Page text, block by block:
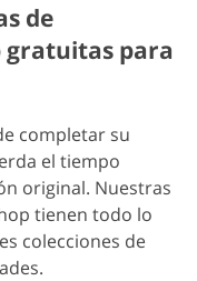
de
gratuitas para
completar su
el tiempo
original. Nuestras
tienen todo lo
colecciones de